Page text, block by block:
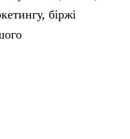
біржі